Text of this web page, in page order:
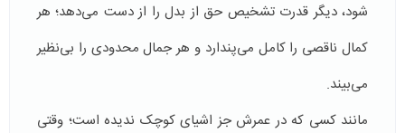
شود، دیگر قدرت تشخیص حق از بدل را از دست می‌دهد؛ هر
کمال ناقصی را کامل می‌پندارد و هر جمال محدودی را بی‌نظیر
می‌بیند.
مانند کسی که در عمرش جز اشیای کوچک ندیده است؛ وقتی